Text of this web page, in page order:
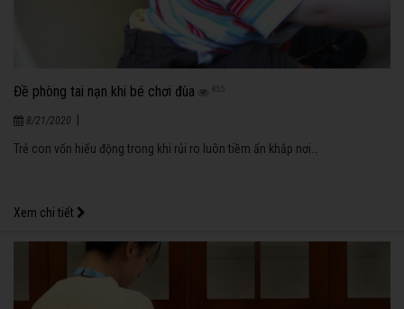
Đề phòng tai nạn khi bé chơi đùa 855
8/21/2020
Trẻ con vốn hiếu động trong khi rủi ro luôn tiềm ẩn khắp nơi…
Xem chi tiết